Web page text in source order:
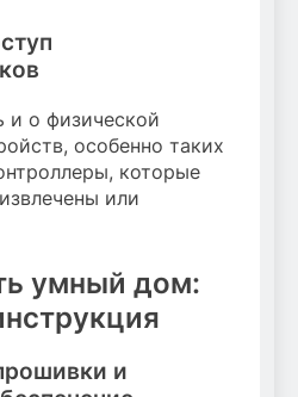
и о физической
особенно таких
которые
или
умный дом:
и